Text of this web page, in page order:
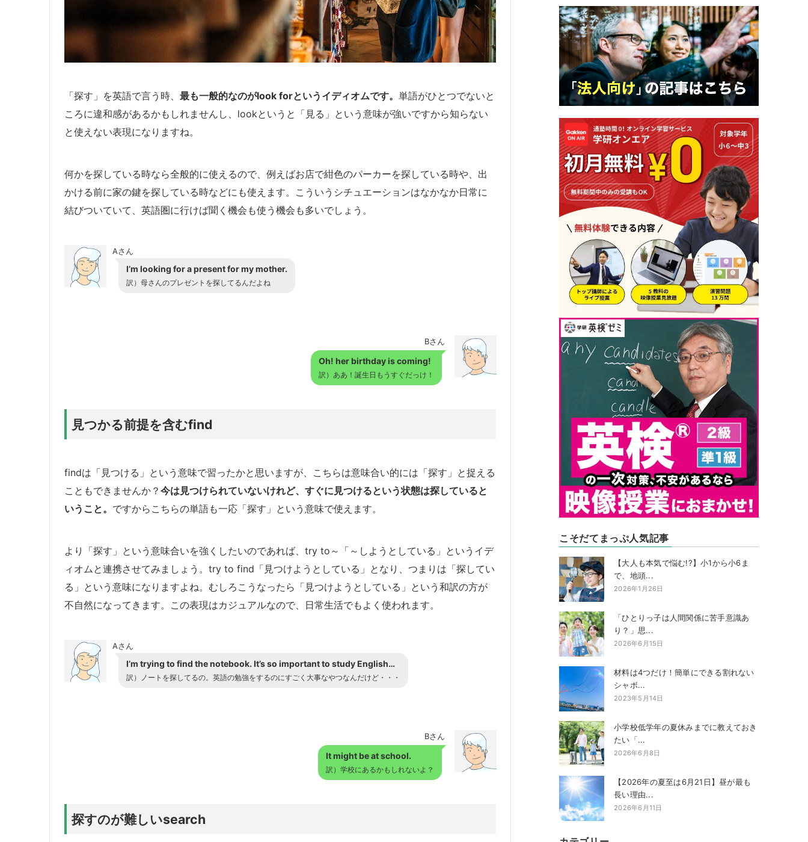
「探す」を英語で言う時、 最も一般的なのがlook forというイディオムです。 単語がひとつでないと
ころに違和感があるかもしれませんし、lookというと「見る」という意味が強いですから知らない
と使えない表現になりますね。
何かを探している時なら全般的に使えるので、例えばお店で紺色のパーカーを探している時や、出
かける前に家の鍵を探している時などにも使えます。こういうシチュエーションはなかなか日常に
結びついていて、英語圏に行けば聞く機会も使う機会も多いでしょう。
Aさん
I’m looking for a present for my mother.
訳）母さんのプレゼントを探してるんだよね
Bさん
Oh! her birthday is coming!
訳）ああ！誕生日もうすぐだっけ！
見つかる前提を含むfind
findは「見つける」という意味で習ったかと思いますが、こちらは意味合い的には「探す」と捉える
こともできませんか？ 今は見つけられていないけれど、すぐに見つけるという状態は探していると
いうこと。 ですからこちらの単語も一応「探す」という意味で使えます。
より「探す」という意味合いを強くしたいのであれば、try to～「～しようとしている」というイデ
ィオムと連携させてみましょう。try to find「見つけようとしている」となり、つまりは「探してい
る」という意味になりますよね。むしろこうなったら「見つけようとしている」という和訳の方が
不自然になってきます。この表現はカジュアルなので、日常生活でもよく使われます。
Aさん
I’m trying to find the notebook. It’s so important to study English…
訳）ノートを探してるの。英語の勉強をするのにすごく大事なやつなんだけど・・・
Bさん
It might be at school.
訳）学校にあるかもしれないよ？
探すのが難しいsearch
こそだてまっぷ人気記事
【大人も本気で悩む!?】小1から小6ま
で、地頭...
2026年1月26日
「ひとりっ子は人間関係に苦手意識あ
り？」思...
2026年6月15日
材料は4つだけ！簡単にできる割れない
シャボ...
2023年5月14日
小学校低学年の夏休みまでに教えておき
たい「...
2026年6月8日
【2026年の夏至は6月21日】昼が最も
長い理由...
2026年6月11日